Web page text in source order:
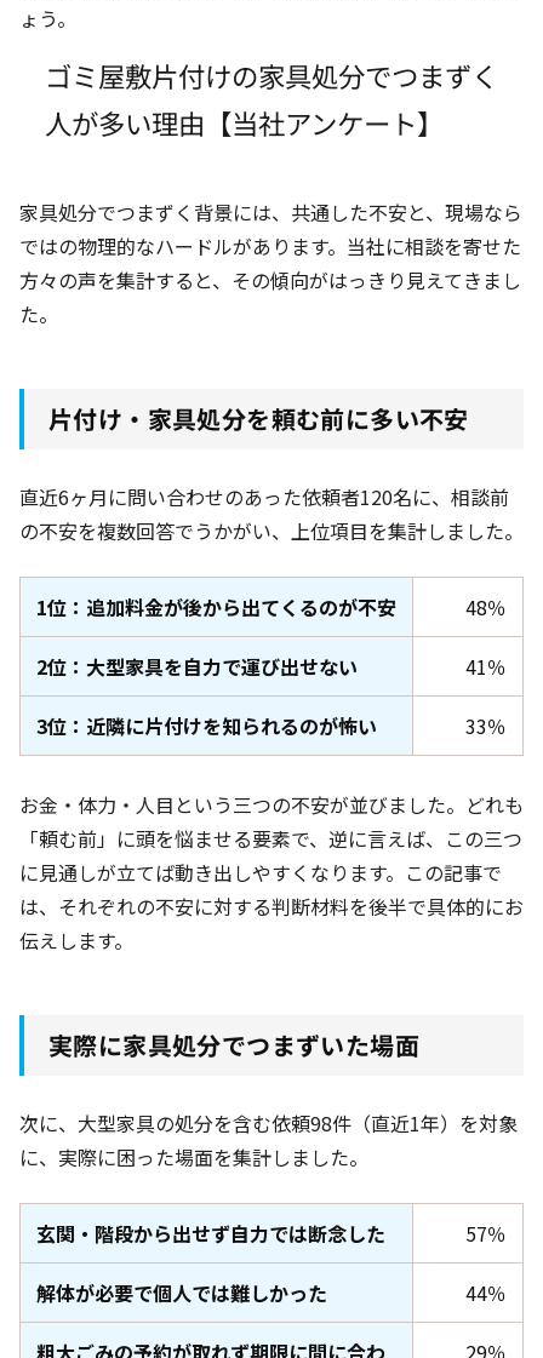
ょう。
ゴミ屋敷片付けの家具処分でつまずく
人が多い理由【当社アンケート】
家具処分でつまずく背景には、共通した不安と、現場なら
ではの物理的なハードルがあります。当社に相談を寄せた
方々の声を集計すると、その傾向がはっきり見えてきまし
た。
片付け・家具処分を頼む前に多い不安
直近6ヶ月に問い合わせのあった依頼者120名に、相談前
の不安を複数回答でうかがい、上位項目を集計しました。
1位：追加料金が後から出てくるのが不安 48％
2位：大型家具を自力で運び出せない 41％
3位：近隣に片付けを知られるのが怖い 33％
お金・体力・人目という三つの不安が並びました。どれも
「頼む前」に頭を悩ませる要素で、逆に言えば、この三つ
に見通しが立てば動き出しやすくなります。この記事で
は、それぞれの不安に対する判断材料を後半で具体的にお
伝えします。
実際に家具処分でつまずいた場面
次に、大型家具の処分を含む依頼98件 （直近1年）を対象
に、実際に困った場面を集計しました。
玄関・階段から出せず自力では断念した 57％
解体が必要で個人では難しかった 44％